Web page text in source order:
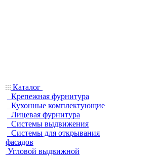
Каталог
Крепежная фурнитура
Кухонные комплектующие
Лицевая фурнитура
Системы выдвижения
Системы для открывания
фасадов
Угловой выдвижной